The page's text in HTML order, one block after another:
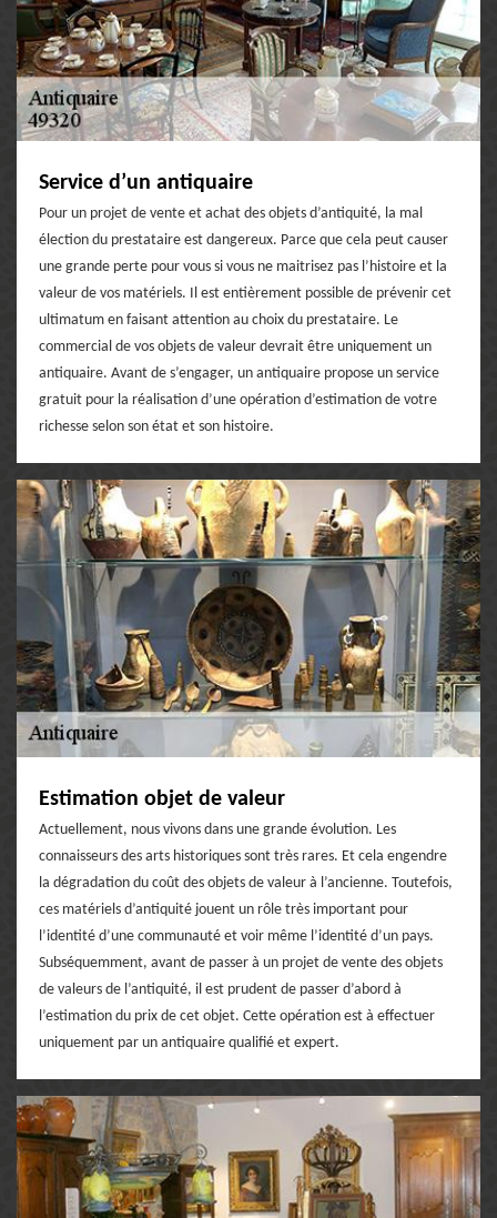
Service d’un antiquaire
Pour un projet de vente et achat des objets d’antiquité, la mal
élection du prestataire est dangereux. Parce que cela peut causer
une grande perte pour vous si vous ne maitrisez pas l’histoire et la
valeur de vos matériels. Il est entièrement possible de prévenir cet
ultimatum en faisant attention au choix du prestataire. Le
commercial de vos objets de valeur devrait être uniquement un
antiquaire. Avant de s’engager, un antiquaire propose un service
gratuit pour la réalisation d’une opération d’estimation de votre
richesse selon son état et son histoire.
Estimation objet de valeur
Actuellement, nous vivons dans une grande évolution. Les
connaisseurs des arts historiques sont très rares. Et cela engendre
la dégradation du coût des objets de valeur à l’ancienne. Toutefois,
ces matériels d’antiquité jouent un rôle très important pour
l’identité d’une communauté et voir même l’identité d’un pays.
Subséquemment, avant de passer à un projet de vente des objets
de valeurs de l’antiquité, il est prudent de passer d’abord à
l’estimation du prix de cet objet. Cette opération est à effectuer
uniquement par un antiquaire qualifié et expert.